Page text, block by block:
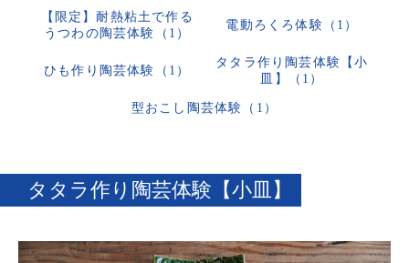
【限定】耐熱粘土で作る
うつわの陶芸体験（1）
電動ろくろ体験（1）
ひも作り陶芸体験（1）
タタラ作り陶芸体験【小
皿】（1）
型おこし陶芸体験（1）
タタラ作り陶芸体験【小皿】